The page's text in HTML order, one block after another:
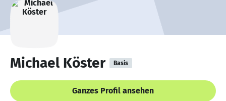
Michael Köster Basis
Ganzes Profil ansehen